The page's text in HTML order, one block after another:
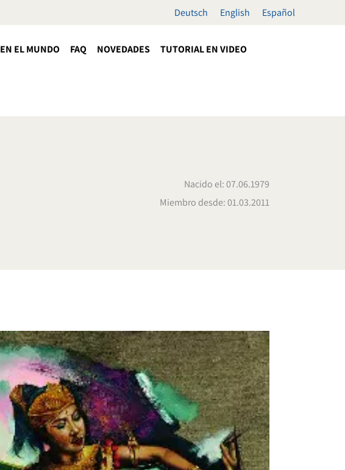
Deutsch English Español
EN EL MUNDO FAQ NOVEDADES TUTORIAL EN VIDEO
Nacido el: 07.06.1979
Miembro desde: 01.03.2011